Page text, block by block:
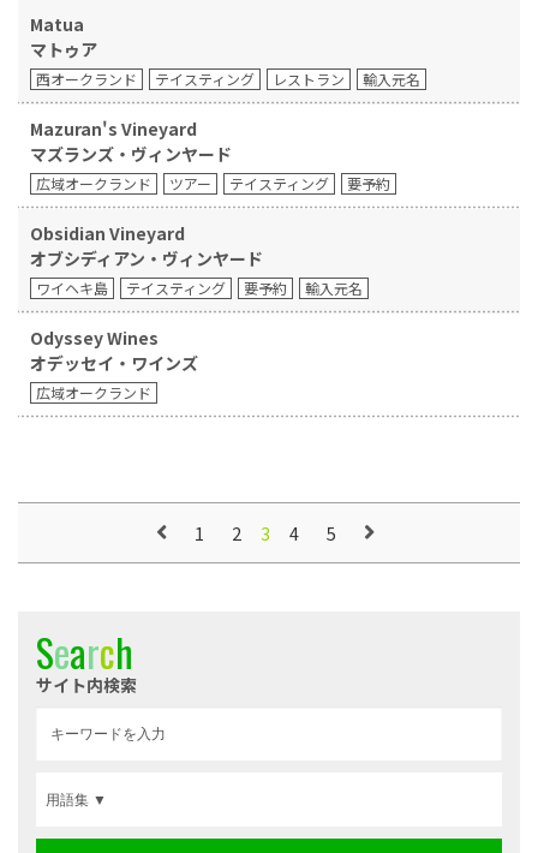
Matua
マトゥア
西オークランド テイスティング レストラン 輸入元名
Mazuran's Vineyard
マズランズ・ヴィンヤード
広域オークランド ツアー テイスティング 要予約
Obsidian Vineyard
オブシディアン・ヴィンヤード
ワイヘキ島 テイスティング 要予約 輸入元名
Odyssey Wines
オデッセイ・ワインズ
広域オークランド
1 2 3 4 5
Search
サイト内検索